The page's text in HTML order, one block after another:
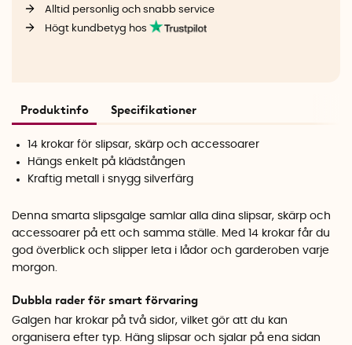
Alltid personlig och snabb service
Högt kundbetyg hos
Produktinfo Specifikationer
14 krokar för slipsar, skärp och accessoarer
Hängs enkelt på klädstången
Kraftig metall i snygg silverfärg
Denna smarta slipsgalge samlar alla dina slipsar, skärp och
accessoarer på ett och samma ställe. Med 14 krokar får du
god överblick och slipper leta i lådor och garderoben varje
morgon.
Dubbla rader för smart förvaring
Galgen har krokar på två sidor, vilket gör att du kan
organisera efter typ. Häng slipsar och sjalar på ena sidan